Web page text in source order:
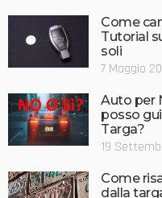
Come
Tutorial
soli
7 Maggio
Auto per
posso
Targa?
19
Come
dalla